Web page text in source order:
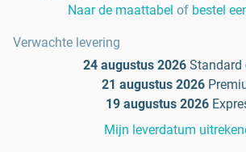
Naar de maattabel of bestel
Verwachte levering
24 augustus 2026 Standard
21 augustus 2026
19 augustus 2026
Mijn leverdatum